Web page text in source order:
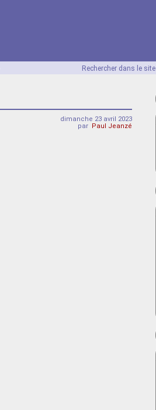
Rechercher dans le site
dimanche 23 avril 2023
par Paul Jeanzé